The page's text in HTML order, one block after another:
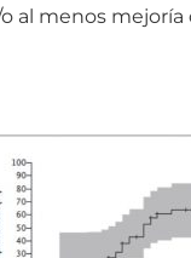
al menos